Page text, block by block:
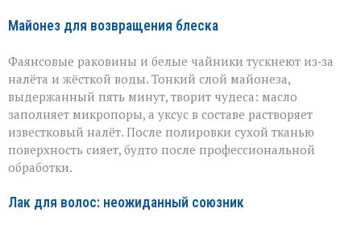
Майонез для возвращения блеска
Фаянсовые раковины и белые чайники тускнеют из‑за
налёта и жёсткой воды. Тонкий слой майонеза,
выдержанный пять минут, творит чудеса: масло
заполняет микропоры, а уксус в составе растворяет
известковый налёт. После полировки сухой тканью
поверхность сияет, будто после профессиональной
обработки.
Лак для волос: неожиданный союзник